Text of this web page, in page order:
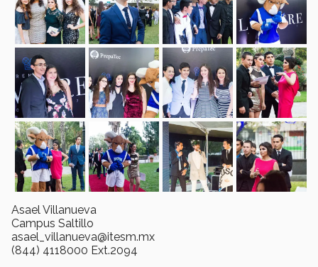
Asael Villanueva
Campus Saltillo
asael_villanueva@itesm.mx
(844) 4118000 Ext.2094